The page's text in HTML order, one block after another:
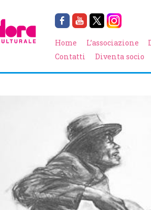
Home L’associazione
Contatti
Diventa socio